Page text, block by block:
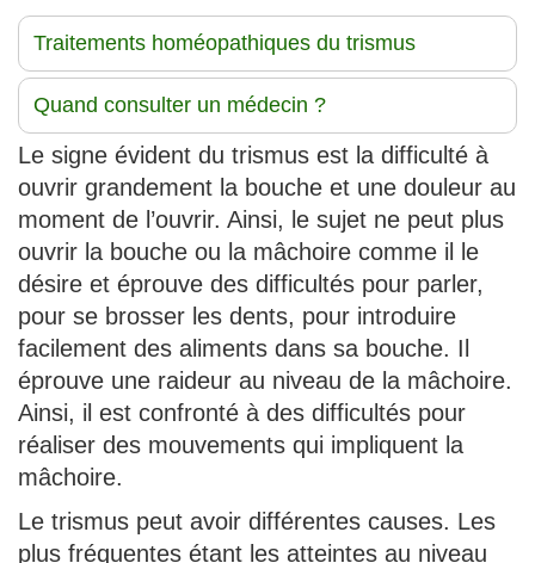
Traitements homéopathiques du trismus
Quand consulter un médecin ?
Le signe évident du trismus est la difficulté à
ouvrir grandement la bouche et une douleur au
moment de l’ouvrir. Ainsi, le sujet ne peut plus
ouvrir la bouche ou la mâchoire comme il le
désire et éprouve des difficultés pour parler,
pour se brosser les dents, pour introduire
facilement des aliments dans sa bouche. Il
éprouve une raideur au niveau de la mâchoire.
Ainsi, il est confronté à des difficultés pour
réaliser des mouvements qui impliquent la
mâchoire.
Le trismus peut avoir différentes causes. Les
plus fréquentes étant les atteintes au niveau